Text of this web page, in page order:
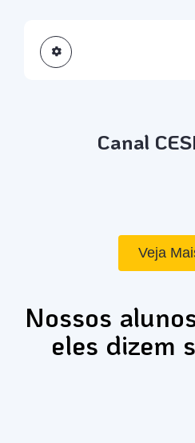
Canal
Veja
Nossos
eles dizem